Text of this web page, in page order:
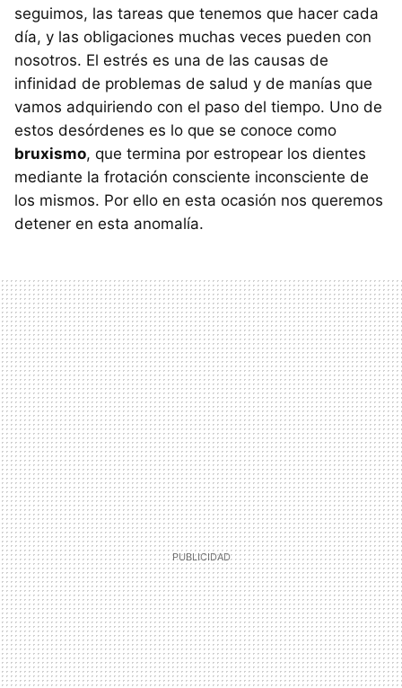
seguimos, las tareas que tenemos que hacer cada
día, y las obligaciones muchas veces pueden con
nosotros. El estrés es una de las causas de
infinidad de problemas de salud y de manías que
vamos adquiriendo con el paso del tiempo. Uno de
estos desórdenes es lo que se conoce como
bruxismo, que termina por estropear los dientes
mediante la frotación consciente inconsciente de
los mismos. Por ello en esta ocasión nos queremos
detener en esta anomalía.